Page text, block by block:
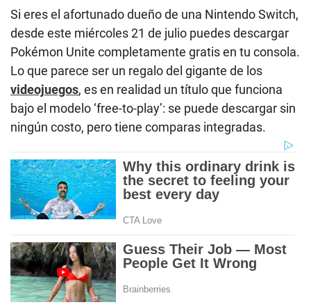
Si eres el afortunado dueño de una Nintendo Switch,
desde este miércoles 21 de julio puedes descargar
Pokémon Unite completamente gratis en tu consola.
Lo que parece ser un regalo del gigante de los
videojuegos, es en realidad un título que funciona
bajo el modelo ‘free-to-play’: se puede descargar sin
ningún costo, pero tiene comparas integradas.